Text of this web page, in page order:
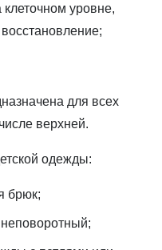
клеточном уровне,
для всех
верхней.
одежды:
брюк;